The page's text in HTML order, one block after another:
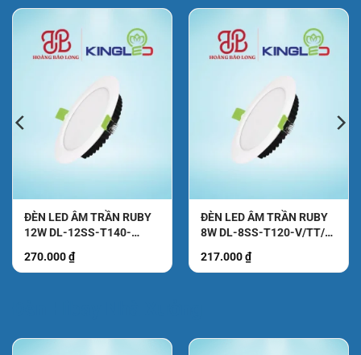
ĐÈN LED ÂM TRẦN RUBY
12W DL-12SS-T140-
270.000₫
ĐÈN LED ÂM TRẦN RUBY
8W DL-8SS-T120-V/TT/T
217.000₫